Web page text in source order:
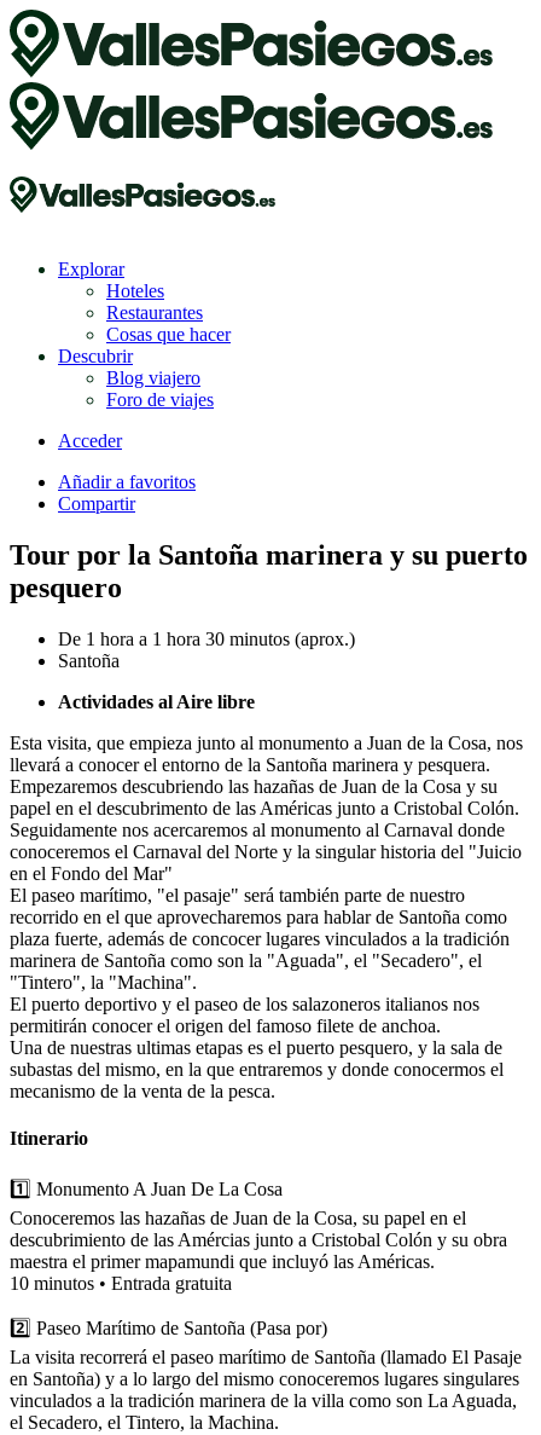
Explorar
Hoteles
Restaurantes
Cosas que hacer
Descubrir
Blog viajero
Foro de viajes
Acceder
Añadir a favoritos
Compartir
Tour por la Santoña marinera y su puerto
pesquero
De 1 hora a 1 hora 30 minutos (aprox.)
Santoña
Actividades al Aire libre
Esta visita, que empieza junto al monumento a Juan de la Cosa, nos
llevará a conocer el entorno de la Santoña marinera y pesquera.
Empezaremos descubriendo las hazañas de Juan de la Cosa y su
papel en el descubrimento de las Américas junto a Cristobal Colón.
Seguidamente nos acercaremos al monumento al Carnaval donde
conoceremos el Carnaval del Norte y la singular historia del "Juicio
en el Fondo del Mar"
El paseo marítimo, "el pasaje" será también parte de nuestro
recorrido en el que aprovecharemos para hablar de Santoña como
plaza fuerte, además de concocer lugares vinculados a la tradición
marinera de Santoña como son la "Aguada", el "Secadero", el
"Tintero", la "Machina".
El puerto deportivo y el paseo de los salazoneros italianos nos
permitirán conocer el origen del famoso filete de anchoa.
Una de nuestras ultimas etapas es el puerto pesquero, y la sala de
subastas del mismo, en la que entraremos y donde conocermos el
mecanismo de la venta de la pesca.
Itinerario
1️⃣ Monumento A Juan De La Cosa
Conoceremos las hazañas de Juan de la Cosa, su papel en el
descubrimiento de las Amércias junto a Cristobal Colón y su obra
maestra el primer mapamundi que incluyó las Américas.
10 minutos • Entrada gratuita
2️⃣ Paseo Marítimo de Santoña (Pasa por)
La visita recorrerá el paseo marítimo de Santoña (llamado El Pasaje
en Santoña) y a lo largo del mismo conoceremos lugares singulares
vinculados a la tradición marinera de la villa como son La Aguada,
el Secadero, el Tintero, la Machina.